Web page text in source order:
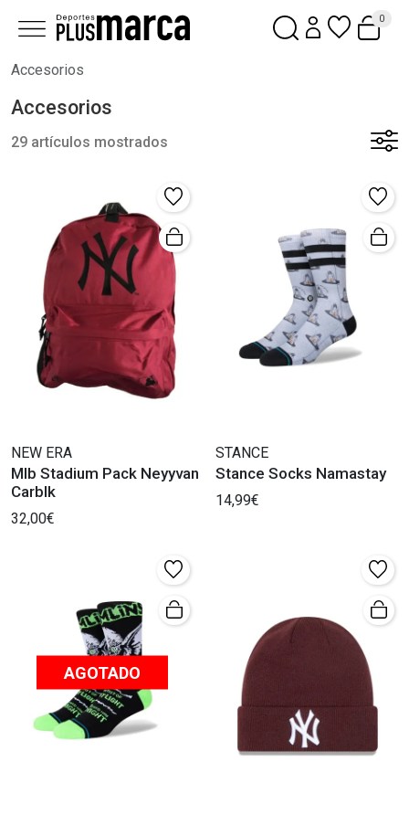
0
Accesorios
Accesorios
29 artículos mostrados
NEW ERA
Mlb Stadium Pack Neyyvan
Carblk
32,00€
STANCE
Stance Socks Namastay
14,99€
AGOTADO